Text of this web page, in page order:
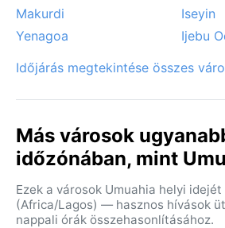
Makurdi
Iseyin
Yenagoa
Ijebu
Időjárás megtekintése összes
Más városok
időzónában, mint
Ezek a városok Umuahia helyi
(Africa/Lagos) — hasznos hívások
nappali órák összehasonlításához.